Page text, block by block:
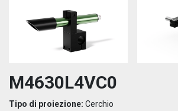
M4630L4VC0
Tipo di proiezione: Cerchio